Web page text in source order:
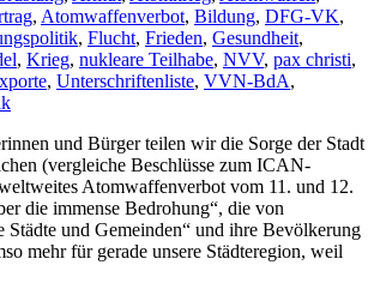
, Atomwaffenverbot, Bildung, DFG-VK,
, Flucht, Frieden, Gesundheit,
, Krieg, nukleare Teilhabe, NVV, pax christi,
, Unterschriftenliste, VVN-BdA,
und Bürger teilen wir die Sorge der Stadt
(vergleiche Beschlüsse zum ICAN-
Atomwaffenverbot vom 11. und 12.
die immense Bedrohung“, die von
und Gemeinden“ und ihre Bevölkerung
mehr für gerade unsere Städteregion, weil